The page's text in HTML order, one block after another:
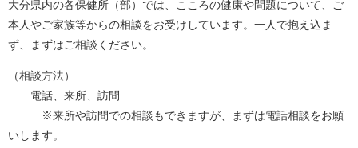
大分県内の各保健所（部）では、こころの健康や問題について、ご
本人やご家族等からの相談をお受けしています。一人で抱え込ま
ず、まずはご相談ください。
（相談方法）
電話、来所、訪問
※来所や訪問での相談もできますが、まずは電話相談をお願
いします。